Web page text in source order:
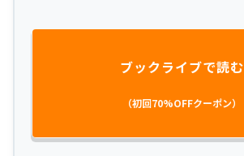
ブックライブで読む
（初回70%OFFクーポン）